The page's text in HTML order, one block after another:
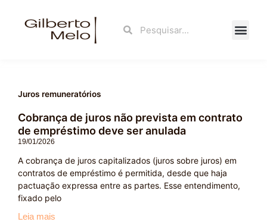
Search
Juros remuneratórios
Cobrança de juros não prevista em contrato
de empréstimo deve ser anulada
19/01/2026
A cobrança de juros capitalizados (juros sobre juros) em
contratos de empréstimo é permitida, desde que haja
pactuação expressa entre as partes. Esse entendimento,
fixado pelo
Leia mais
PagePage